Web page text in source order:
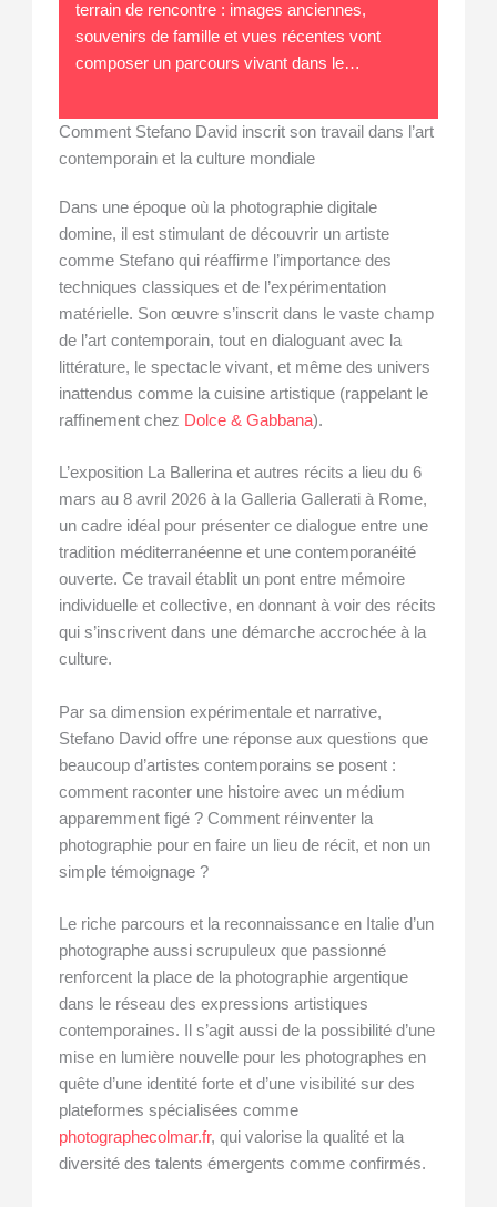
terrain de rencontre : images anciennes,
souvenirs de famille et vues récentes vont
composer un parcours vivant dans le…
Comment Stefano David inscrit son travail dans l’art
contemporain et la culture mondiale
Dans une époque où la photographie digitale
domine, il est stimulant de découvrir un artiste
comme Stefano qui réaffirme l’importance des
techniques classiques et de l’expérimentation
matérielle. Son œuvre s’inscrit dans le vaste champ
de l’art contemporain, tout en dialoguant avec la
littérature, le spectacle vivant, et même des univers
inattendus comme la cuisine artistique (rappelant le
raffinement chez Dolce & Gabbana).
L’exposition La Ballerina et autres récits a lieu du 6
mars au 8 avril 2026 à la Galleria Gallerati à Rome,
un cadre idéal pour présenter ce dialogue entre une
tradition méditerranéenne et une contemporanéité
ouverte. Ce travail établit un pont entre mémoire
individuelle et collective, en donnant à voir des récits
qui s’inscrivent dans une démarche accrochée à la
culture.
Par sa dimension expérimentale et narrative,
Stefano David offre une réponse aux questions que
beaucoup d’artistes contemporains se posent :
comment raconter une histoire avec un médium
apparemment figé ? Comment réinventer la
photographie pour en faire un lieu de récit, et non un
simple témoignage ?
Le riche parcours et la reconnaissance en Italie d’un
photographe aussi scrupuleux que passionné
renforcent la place de la photographie argentique
dans le réseau des expressions artistiques
contemporaines. Il s’agit aussi de la possibilité d’une
mise en lumière nouvelle pour les photographes en
quête d’une identité forte et d’une visibilité sur des
plateformes spécialisées comme
photographecolmar.fr, qui valorise la qualité et la
diversité des talents émergents comme confirmés.